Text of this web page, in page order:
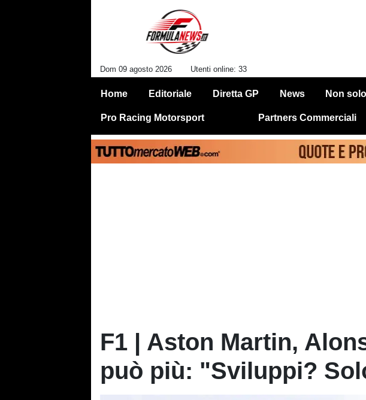
Dom 09 agosto 2026 Utenti online: 33
Home Editoriale Diretta GP News Non
Pro Racing Motorsport Partners Commerciali
F1 | Aston Martin,
può più: "Sviluppi?